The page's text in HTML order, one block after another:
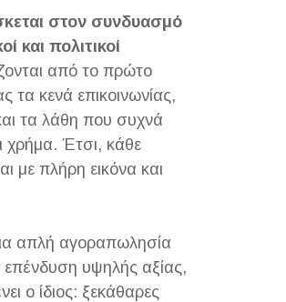
στον συνδυασμό
και πολιτικοί
από το πρώτο
τα κενά επικοινωνίας,
τα λάθη που συχνά
χρήμα. Έτσι, κάθε
με πλήρη εικόνα και
απλή αγοραπωλησία
επένδυση υψηλής αξίας,
ο ίδιος: ξεκάθαρες